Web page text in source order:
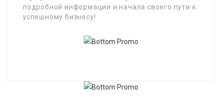
подробной информации и начала своего пути к
успешному бизнесу!